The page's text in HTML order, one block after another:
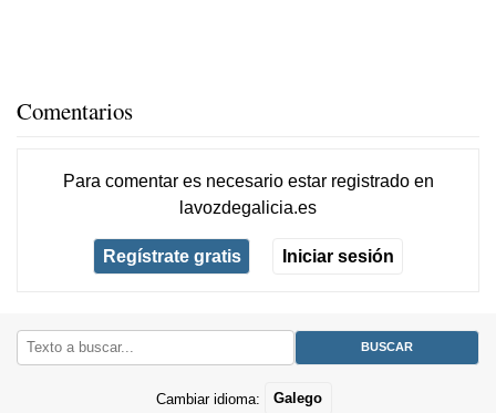
Comentarios
Para comentar es necesario estar registradoen
lavozdegalicia.es
Regístrate gratis Iniciar sesión
Cambiar idioma: Galego